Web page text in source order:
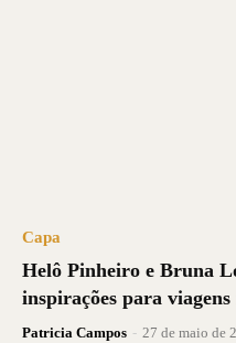
Capa
Helô Pinheiro e Bruna
inspirações para
Patricia Campos - 27 de maio de